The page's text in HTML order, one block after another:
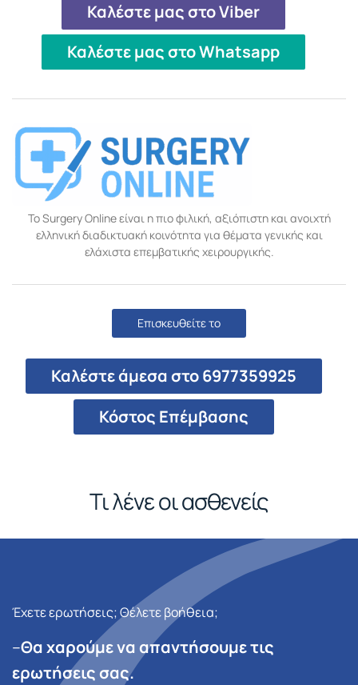
Καλέστε μας στο Viber
Καλέστε μας στο Whatsapp
Το Surgery Online είναι η πιο φιλική, αξιόπιστη και ανοιχτή
ελληνική διαδικτυακή κοινότητα για θέματα γενικής και
ελάχιστα επεμβατικής χειρουργικής.
Επισκευθείτε το
Καλέστε άμεσα στο 6977359925
Κόστος Επέμβασης
Τι λένε οι ασθενείς
Έχετε ερωτήσεις; Θέλετε βοήθεια;
–Θα χαρούμε να απαντήσουμε τις
ερωτήσεις σας.